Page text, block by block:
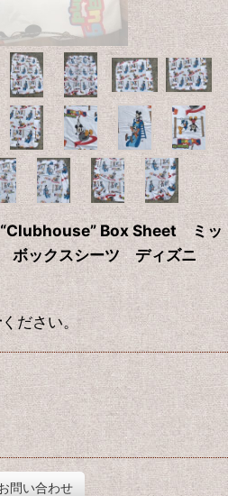
Box Sheet ミッ
ックスシーツ ディズニ
ください。
問い合わせ